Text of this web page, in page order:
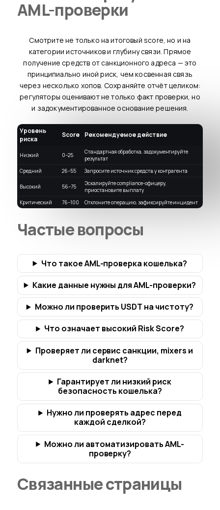
AML-проверки
Смотрите не только на итоговый score, но и на
категории источников и глубину связи. Прямое
получение средств от санкционного адреса — это
принципиально иной риск, чем косвенная связь
через несколько хопов. Сохраняйте отчёт целиком:
регуляторы оценивают не только факт проверки, но
и задокументированное основание решения.
Уровень
риска
Score Рекомендуемое действие
Низкий 0–25
Стандартная обработка, задокументируйте
результат
Средний
26–55 Запросите источник средств у контрагента
Высокий 56–75
Эскалируйте compliance-офицеру,
приостановите выплату
Критический
76–100 Отклоните операцию, зафиксируйте инцидент
Частые вопросы
Что такое AML-проверка кошелька?
Какие данные нужны для AML-проверки?
Можно ли проверить USDT на чистоту?
Что означает высокий Risk Score?
Проверяет ли сервис санкции, mixers и
darknet?
Гарантирует ли низкий риск
безопасность кошелька?
Нужно ли проверять адрес перед
каждой сделкой?
Можно ли автоматизировать AML-
проверку?
Связанные страницы